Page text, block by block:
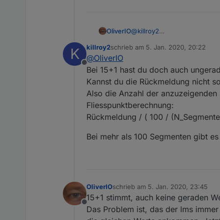
OliverIO@killroy2
Das Problem liegt an der
Werte rauskommen, da der
Wenn man aber diesen
Segmenten heraus.
Leider nicht so einfach zu
Die beste Anzahl an
Ein vielfaches von 5 + 1.
Also: 6,11,16,21
Ich werde dazu die Doku
gar keine falsche Anzahl
Segmente 8
Die obere Tabelle mit
prüfen)
Die untere Tabelle ist, was
K
Offline
killroy2schrieb am 5. Jan. 2020, 20:22
zuletzt editiert von
@OliverIO
Bei 15+1 hast du doch auch
Kannst du die Rückmeldung nicht
Also die Anzahl der
Fliesspunktberechnung:
Rückmeldung / ( 100 /
Bei mehr als 100 Segmenten gibt
Offline
OliverIOschrieb am 5. Jan. 2020, 23:45
zuletzt editiert von
15+1 stimmt, auch keine geraden
Das Problem ist, das der lms